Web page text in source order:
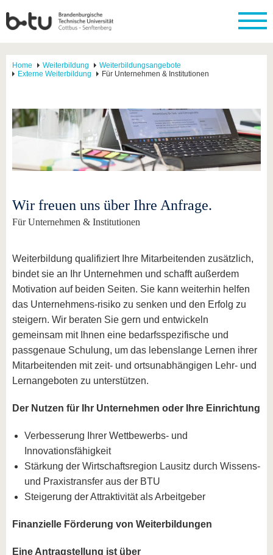
Home Weiterbildung
Weiterbildungsangebote
Externe Weiterbildung
Für Unternehmen & Institutionen
Wir freuen uns über Ihre Anfrage.
Für Unternehmen & Institutionen
Weiterbildung qualifiziert Ihre Mitarbeitenden zusätzlich,
bindet sie an Ihr Unternehmen und schafft außerdem
Motivation auf beiden Seiten. Sie kann weiterhin helfen
das Unternehmens-risiko zu senken und den Erfolg zu
steigern. Wir beraten Sie gern und entwickeln
gemeinsam mit Ihnen eine bedarfsspezifische und
passgenaue Schulung, um das lebenslange Lernen ihrer
Mitarbeitenden mit zeit- und ortsunabhängigen Lehr- und
Lernangeboten zu unterstützen.
Der Nutzen für Ihr Unternehmen oder Ihre Einrichtung
Verbesserung Ihrer Wettbewerbs- und
Innovationsfähigkeit
Stärkung der Wirtschaftsregion Lausitz durch Wissens-
und Praxistransfer aus der BTU
Steigerung der Attraktivität als Arbeitgeber
Finanzielle Förderung von Weiterbildungen
Eine Antragstellung ist über